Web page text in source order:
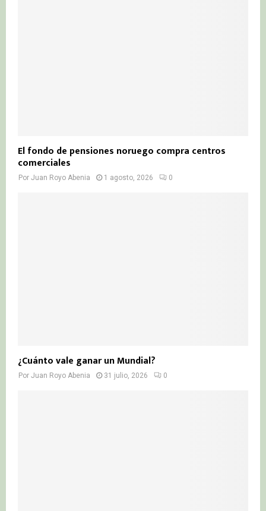
El fondo de pensiones noruego compra centros
comerciales
Por Juan Royo Abenia 1 agosto, 2026 0
¿Cuánto vale ganar un Mundial?
Por Juan Royo Abenia 31 julio, 2026 0